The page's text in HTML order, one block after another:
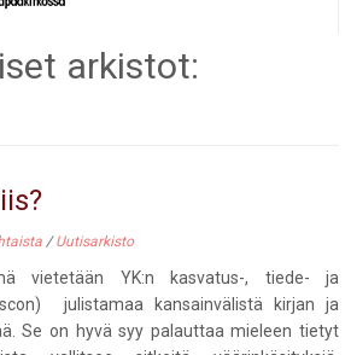
arkistot:
/Uutisarkisto
vietetään YK:n kasvatus-, tiede- ja
julistamaa kansainvälistä kirjan ja
Se on hyvä syy palauttaa mieleen tietyt